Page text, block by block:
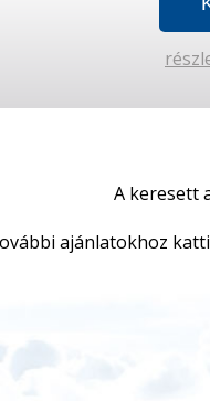
A keresett
ajánlatokhoz